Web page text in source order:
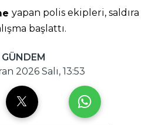
yapan polis ekipleri, saldıra
başlattı.
GÜNDEM
2026 Salı, 13:53